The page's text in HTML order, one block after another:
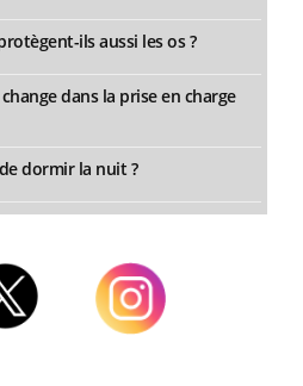
ils aussi les os ?
dans la prise en charge
dormir la nuit ?